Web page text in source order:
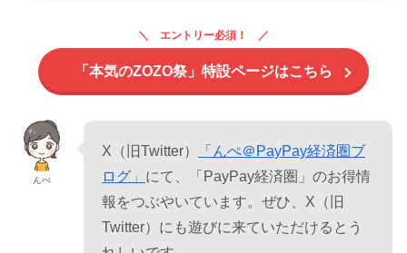
エントリー必須！
「本気のZOZO祭」特設ページはこちら
んぺ
X（旧Twitter）
「んぺ＠PayPay経済圏ブ
ログ」 にて、「PayPay経済圏」のお得情
報をつぶやいています。ぜひ、X（旧
Twitter）にも遊びに来ていただけるとう